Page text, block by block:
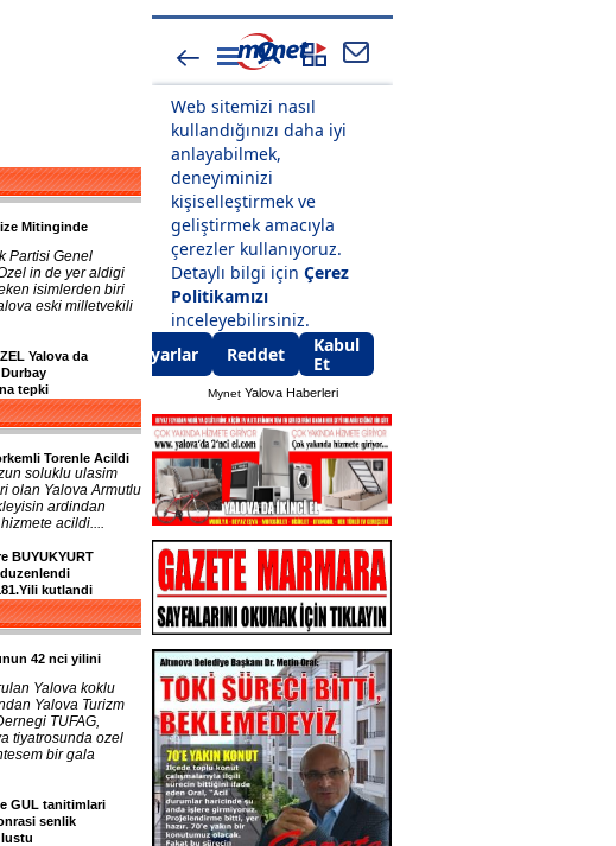
Mitinginde
Partisi Genel
in de yer aldigi
isimlerden biri
eski milletvekili
Yalova da
tepki
Torenle Acildi
soluklu ulasim
olan Yalova Armutlu
ardindan
acildi....
BUYUKYURT
kutlandi
42 nci yilini
Yalova koklu
Yalova Turizm
TUFAG,
tiyatrosunda ozel
bir gala
GUL tanitimlari
senlik
Mynet Yalova Haberleri